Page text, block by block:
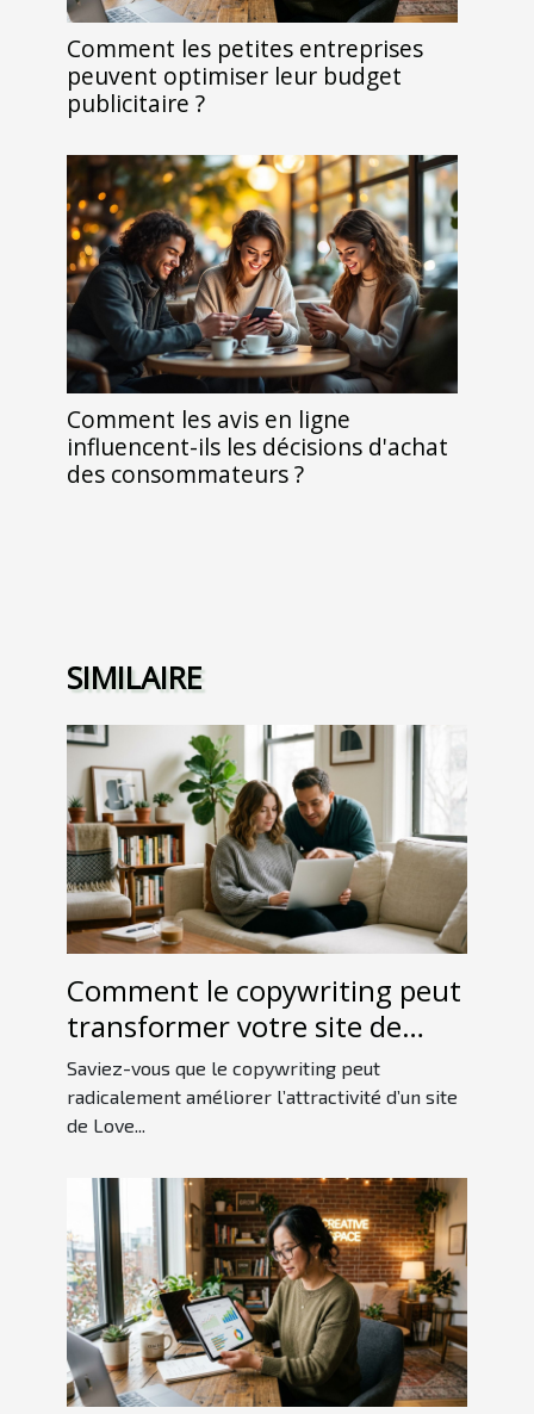
Comment les petites entreprises
peuvent optimiser leur budget
publicitaire ?
Comment les avis en ligne
influencent-ils les décisions d'achat
des consommateurs ?
SIMILAIRE
Comment le copywriting peut
transformer votre site de
Love Room ?
Saviez-vous que le copywriting peut
radicalement améliorer l’attractivité d’un site
de Love...